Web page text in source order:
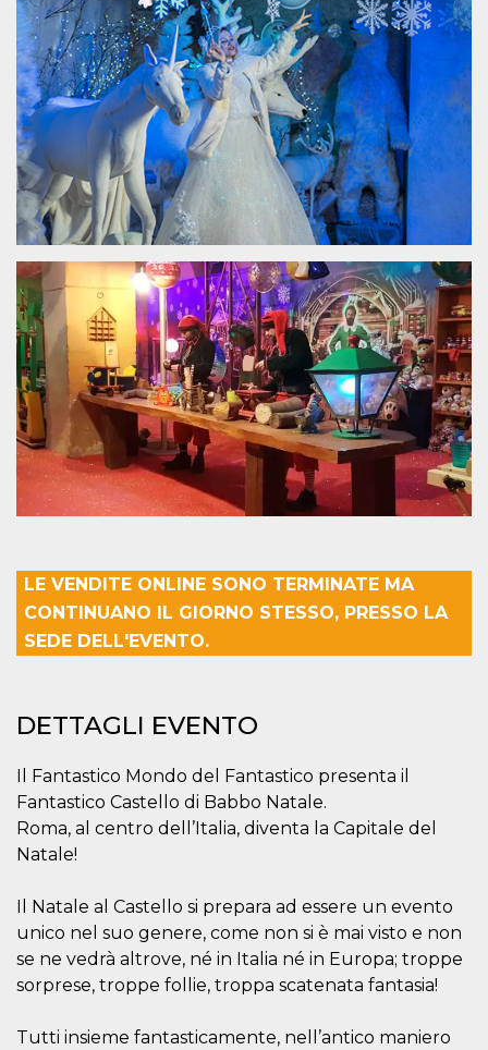
LE VENDITE ONLINE SONO TERMINATE MA
CONTINUANO IL GIORNO STESSO, PRESSO LA
SEDE DELL'EVENTO.
DETTAGLI EVENTO
Il Fantastico Mondo del Fantastico presenta il
Fantastico Castello di Babbo Natale.
Roma, al centro dell’Italia, diventa la Capitale del
Natale!
Il Natale al Castello si prepara ad essere un evento
unico nel suo genere, come non si è mai visto e non
se ne vedrà altrove, né in Italia né in Europa; troppe
sorprese, troppe follie, troppa scatenata fantasia!
Tutti insieme fantasticamente, nell’antico maniero
wordpress_test_cookie
Automattic
Inc.
.oooh.events
Sessione
Cookie di
Wordpress,
verifica che il
browser accetti i
cookie.
PHPSESSID
PHP.net
oooh.events
Sessione
Cookie
generato da
applicazioni
basate sul
linguaggio PHP.
Si tratta di un
identificatore
generico
utilizzato per
variabili di
sessione utente.
Normalmente è
un numero
generato in
modo casuale, il
modo in cui
viene utilizzato
può essere
specifico per il
sito, ma un
buon esempio è
mantenere uno
stato di accesso
per un utente
tra le pagine.
utilizzato per le
prestazioni e
l'ottimizzazione
dei servizi di
oooh.events
settimane
2 giorni
dal servizio
Cookie-
cookie dei
visitatori. È
necessario che il
banner dei
cookie di
Cookie-
correttamente.